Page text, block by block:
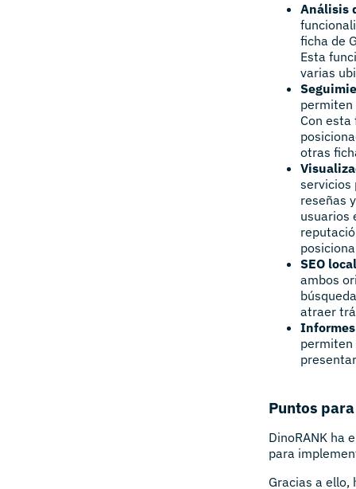
Análisis
ficha de
Esta
varias
permiten
Con
otras
servicios
reseñas
usuarios
SEO
ambos
atraer
permiten
Puntos
DinoRANK ha
para
Gracias a ello,